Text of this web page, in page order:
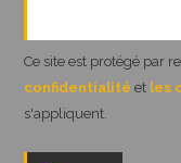
Ce site est protégé par
confidentialité et les
s'appliquent.